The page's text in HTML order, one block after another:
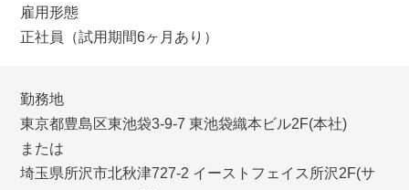
雇用形態
正社員（試用期間6ヶ月あり）
勤務地
東京都豊島区東池袋3-9-7 東池袋織本ビル2F(本社)
または
埼玉県所沢市北秋津727-2 イーストフェイス所沢2F(サ